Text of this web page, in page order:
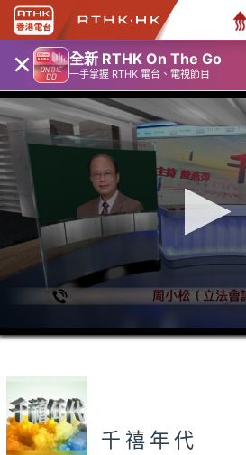
× 全新 RTHK On The Go
一手掌握 RTHK 電台、電視節目
seconds
minutes,
56
seconds
千禧年代